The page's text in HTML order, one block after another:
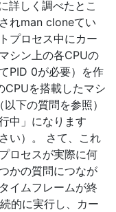
しく調べたとこ
れman cloneてい
プロセス中にカー
シン上の各CPUの
PID 0が必要）を作
CPUを搭載したマシ
下の質問を参照）
中」になります
い）。 さて、これ
ロセスが実際に何
かの質問につなが
イムフレームが終
的に実行し、カー